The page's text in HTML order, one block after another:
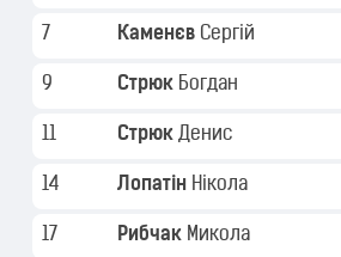
7 Каменєв Сергій
9 Стрюк Богдан
11 Стрюк Денис
14 Лопатін Нікола
17 Рибчак Микола